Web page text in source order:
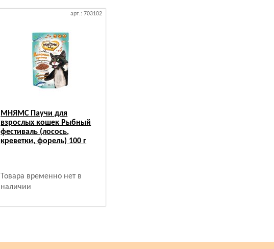
арт.: 703102
МНЯМС Паучи для
взрослых кошек Рыбный
фестиваль (лосось,
креветки, форель) 100 г
Товара временно нет в
наличии